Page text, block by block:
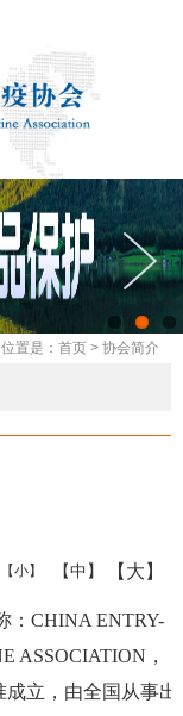
置是： 首页 > 协会简介
【小】 【中】 【大】
： CHINA ENTRY-
ASSOCIATION ，
立，由全国从事出